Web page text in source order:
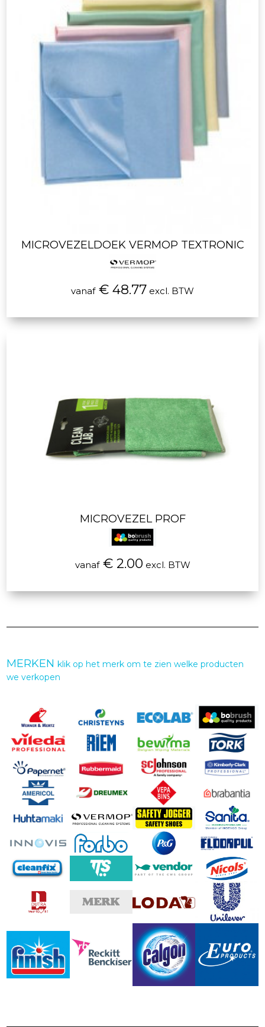
MICROVEZELDOEK VERMOP TEXTRONIC
vanaf€ 48.77 excl. BTW
MICROVEZEL PROF
vanaf€ 2.00 excl. BTW
MERKENklik op het merk om te zien welke producten
we verkopen